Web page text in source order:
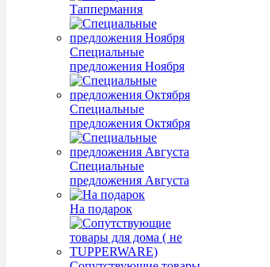
Таппермания
Специальные
предложения Ноября
Специальные
предложения Октября
Специальные
предложения Августа
На подарок